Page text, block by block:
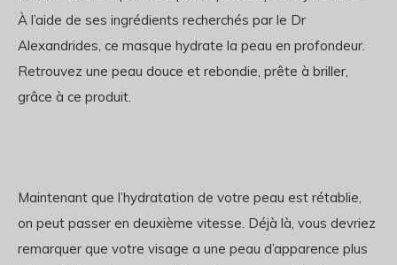
À l’aide de ses ingrédients recherchés par le Dr
Alexandrides, ce masque hydrate la peau en profondeur.
Retrouvez une peau douce et rebondie, prête à briller,
grâce à ce produit.
Maintenant que l’hydratation de votre peau est rétablie,
on peut passer en deuxième vitesse. Déjà là, vous devriez
remarquer que votre visage a une peau d’apparence plus